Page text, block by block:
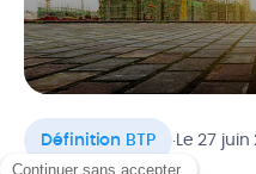
Définition BTP Le 27 juin